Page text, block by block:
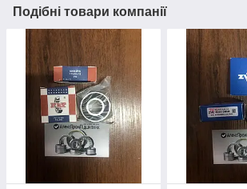
Подібні товари компанії